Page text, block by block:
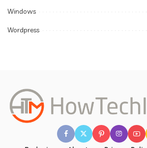
Windows
Wordpress